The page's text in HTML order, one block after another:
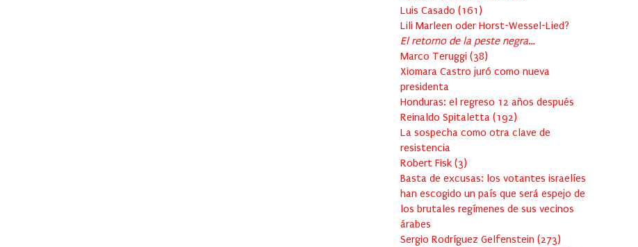
Luis Casado (161 )
Lili Marleen oder Horst-Wessel-Lied?
El retorno de la peste negra…
Marco Teruggi (38)
Xiomara Castro juró como nueva
presidenta
Honduras: el regreso 12 años después
Reinaldo Spitaletta (192)
La sospecha como otra clave de
resistencia
Robert Fisk (3)
Basta de excusas: los votantes israelíes
han escogido un país que será espejo de
los brutales regímenes de sus vecinos
árabes
Sergio Rodríguez Gelfenstein (273)